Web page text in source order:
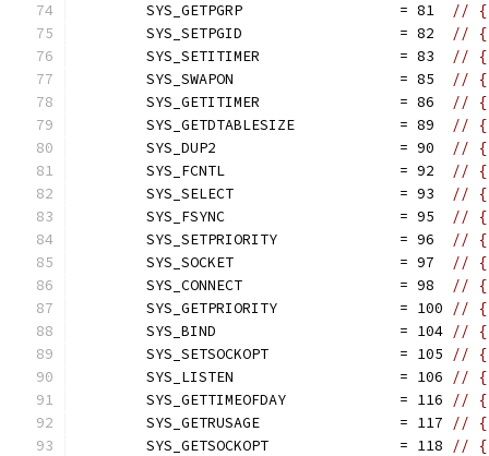
	SYS_GETPGRP                  = 81
// {
	SYS_SETPGID                  = 82
// {
	SYS_SETITIMER                = 83
// {
	SYS_SWAPON                   = 85
// {
	SYS_GETITIMER                = 86
// {
	SYS_GETDTABLESIZE            = 89
// {
	SYS_DUP2                     = 90
// {
	SYS_FCNTL                    = 92
// {
	SYS_SELECT                   = 93
// {
	SYS_FSYNC                    = 95
// {
	SYS_SETPRIORITY              = 96
// {
	SYS_SOCKET                   = 97
// {
	SYS_CONNECT                  = 98
// {
	SYS_GETPRIORITY              = 100
// {
	SYS_BIND                     = 104
// {
	SYS_SETSOCKOPT               = 105
// {
	SYS_LISTEN                   = 106
// {
	SYS_GETTIMEOFDAY             = 116
// {
	SYS_GETRUSAGE                = 117
// {
	SYS_GETSOCKOPT               = 118
// {